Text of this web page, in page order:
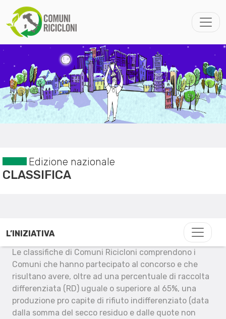
Edizione nazionale
CLASSIFICA
L’INIZIATIVA
Le classifiche di Comuni Ricicloni comprendono i
Comuni che hanno partecipato al concorso e che
risultano avere, oltre ad una percentuale di raccolta
differenziata (RD) uguale o superiore al 65%, una
produzione pro capite di rifiuto indifferenziato (data
dalla somma del secco residuo e dalle quote non